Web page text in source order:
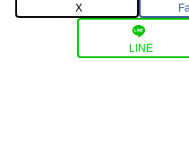
X
LINE